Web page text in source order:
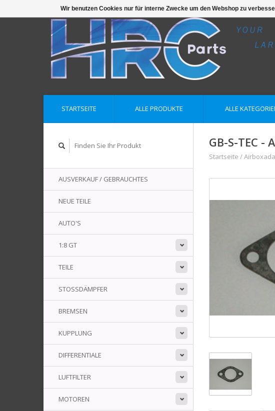
STARTSEITE ALLE PRODUKTE ALLE
AUSVERKAUF / GEBRAUCHTES
NEUE TEILE
AUTO'S
1:8 GT
TEILE
STOSSDÄMPFER
BREMSEN
KUPPLUNG
DIFFERENTIALE
LUFTFILTER
MOTOREN
GB-S-TEC
Startseite /
Wir benutzen Cookies nur für interne Zwecke um den Webshop zu